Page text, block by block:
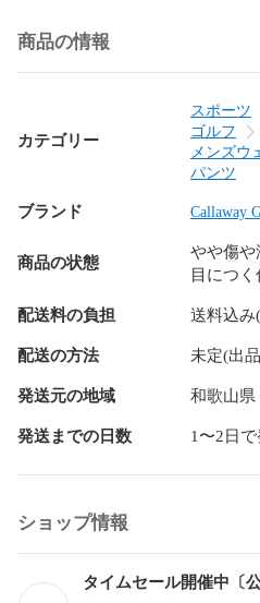
S 未使用
A 未使用に近い
A- 目立った傷や汚れなし
C 使用感または目立つ傷や汚れが
[商品について]
当店でお取り扱いしている商品
ます。
一部新品/新古品および未使用な
ますが、ほとんどの商品が一般
でございます。
ご注文頂く際はその点をご理解
商品ページには可能な限り詳細
ておりますが、中古品をお取り
れない微細なダメージがある場
了承ください。
[付属品について]
付属品は商品ページに記載して
いるものが全てとなります。
商品は状態ランクを問わず、掲
商品の情報
カテゴリー
スポーツ
ゴルフ
メンズウ
パンツ
ブランド Callaway
商品の状態
やや傷や
目につ
配送料の負担 送料込み
配送の方法 未定(出
発送元の地域 和歌山県
発送までの日数 1〜2日で
ショップ情報
タイムセール開催中〔